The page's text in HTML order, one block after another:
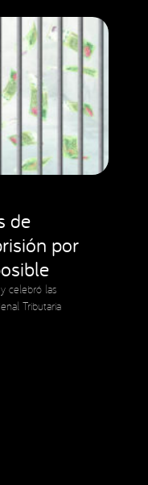
de
por
celebró las
Tributaria